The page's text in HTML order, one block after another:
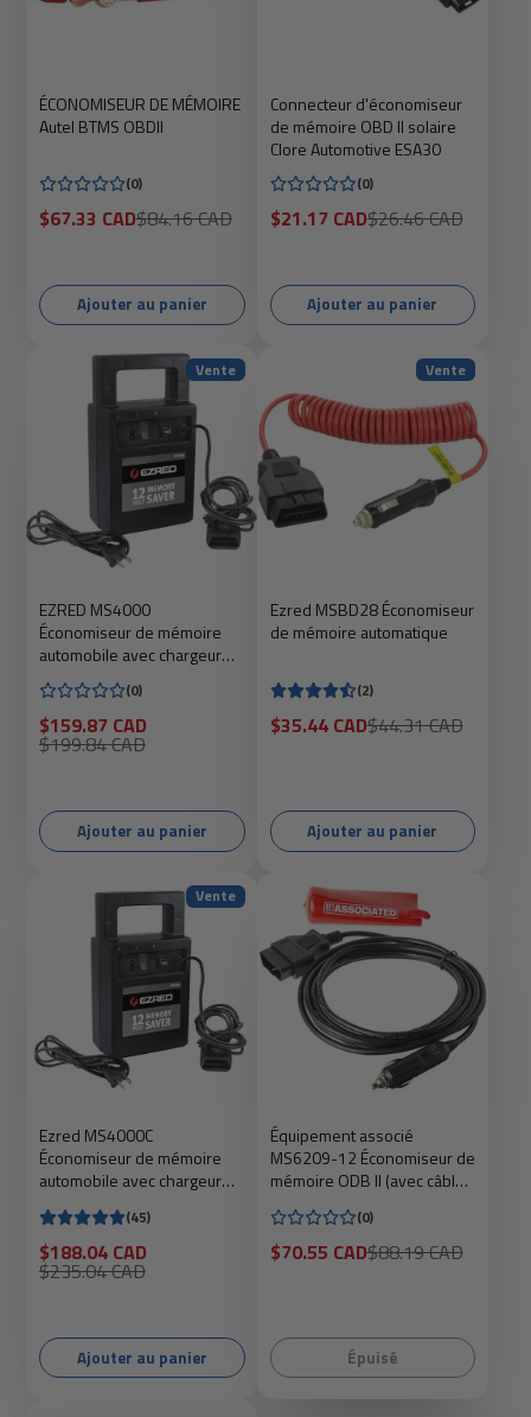
ÉCONOMISEUR DE MÉMOIRE
Autel BTMS OBDII
(0)
Prix
soldé
$67.33 CADPrix
habituel
$84.16 CAD
Ajouter au panier
Connecteur d'économiseur
de mémoire OBD II solaire
Clore Automotive ESA30
(0)
Prix
soldé
$21.17 CADPrix
habituel
$26.46 CAD
Ajouter au panier
Vente
EZRED MS4000
Économiseur de mémoire
automobile avec chargeur
intégré
(0)
Prix
soldé
$159.87 CAD
Prix
habituel
$199.84 CAD
Ajouter au panier
Vente
Ezred MSBD28 Économiseur
de mémoire automatique
(2)
Prix
soldé
$35.44 CADPrix
habituel
$44.31 CAD
Ajouter au panier
Vente
Ezred MS4000C
Économiseur de mémoire
automobile avec chargeur
(45)
Prix
soldé
$188.04 CAD
Prix
habituel
$235.04 CAD
Ajouter au panier
Équipement associé
MS6209-12 Économiseur de
mémoire ODB ll (avec câble
(0)
Prix
soldé
$70.55 CADPrix
habituel
$88.19 CAD
Épuisé